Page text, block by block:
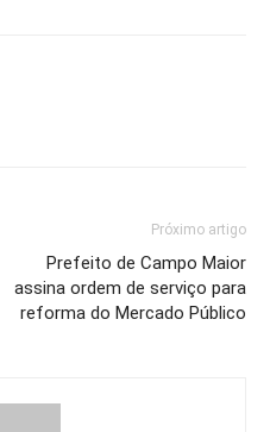
Próximo artigo
Prefeito de Campo Maior
assina ordem de serviço para
reforma do Mercado Público